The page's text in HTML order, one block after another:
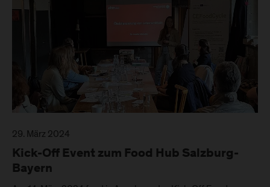
29. März 2024
Kick-Off Event zum Food Hub Salzburg-
Bayern